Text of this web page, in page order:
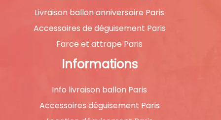
Livraison ballon anniversaire Paris
Accessoires de déguisement Paris
Farce et attrape Paris
Informations
Info livraison ballon Paris
Accessoires déguisement Paris